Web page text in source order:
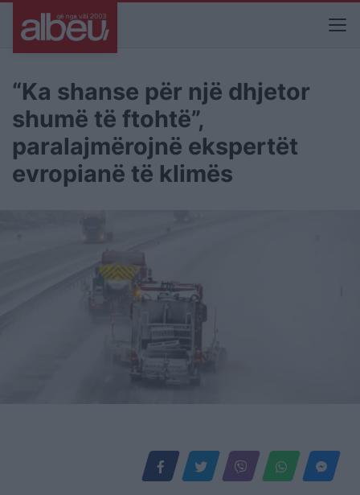
“Ka shanse për një dhjetor
shumë të ftohtë”,
paralajmërojnë ekspertët
evropianë të klimës